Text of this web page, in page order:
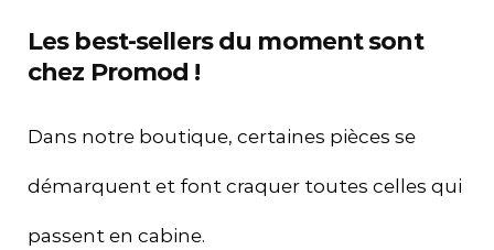
Les best-sellers du moment sont
chez Promod !
Dans notre boutique, certaines pièces se
démarquent et font craquer toutes celles qui
passent en cabine.